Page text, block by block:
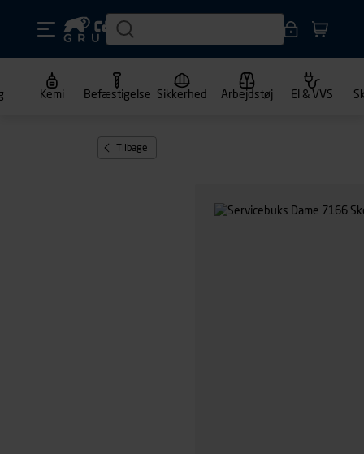
Kemi Befæstigelse Sikkerhed Arbejdstøj El & VVS
Tilbage